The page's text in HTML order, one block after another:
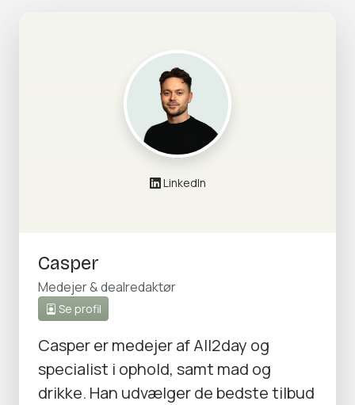
LinkedIn
Casper
Medejer & dealredaktør
Se profil
Casper er medejer af All2day og
specialist i ophold, samt mad og
drikke. Han udvælger de bedste tilbud